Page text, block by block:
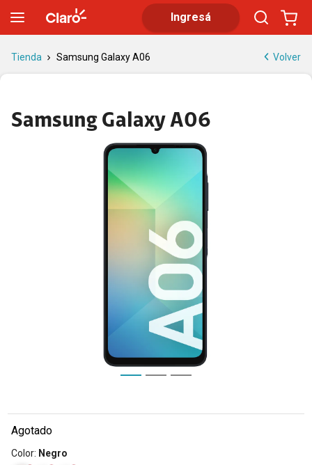
Ingresá
Tienda Samsung Galaxy A06 Volver
Samsung Galaxy A06
Agotado
Color: Negro
Samsung Galaxy A06 | Tienda Claro